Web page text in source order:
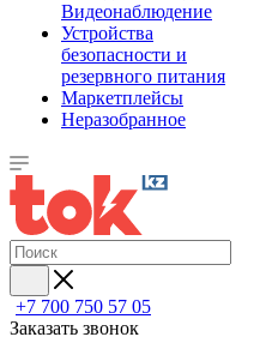
Видеонаблюдение
Устройства
безопасности и
резервного питания
Маркетплейсы
Неразобранное
+7 700 750 57 05
Заказать звонок